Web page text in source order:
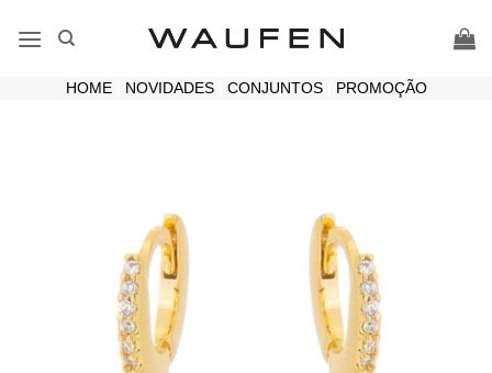
HOME| NOVIDADES| CONJUNTOS| PROMOÇÃO